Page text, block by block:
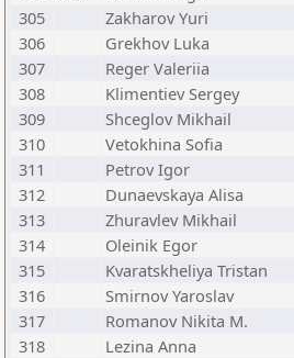
305
Zakharov Yuri
306
Grekhov Luka
307
Reger Valeriia
308
Klimentiev Sergey
309
Shceglov Mikhail
310
Vetokhina Sofia
311
Petrov Igor
312
Dunaevskaya Alisa
313
Zhuravlev Mikhail
314
Oleinik Egor
315
Kvaratskheliya Tristan
316
Smirnov Yaroslav
317
Romanov Nikita M.
318
Lezina Anna